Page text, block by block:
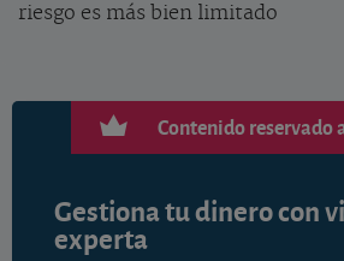
riesgo es más bien limitado
Contenido reservado
Gestiona tu dinero con
experta